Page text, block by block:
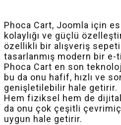
Phoca Cart, Joomla için
kolaylığı ve güçlü
özellikli bir alışveriş
tasarlanmış modern bir e-
Phoca Cart en son
bu da onu hafif, hızlı ve
genişletilebilir hale getirir.
Hem fiziksel hem de
da onu çok çeşitli
uygun hale getirir.